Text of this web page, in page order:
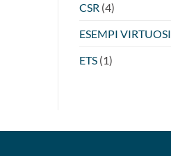
CSR (4)
ESEMPI VIRTUOSI
ETS(1)